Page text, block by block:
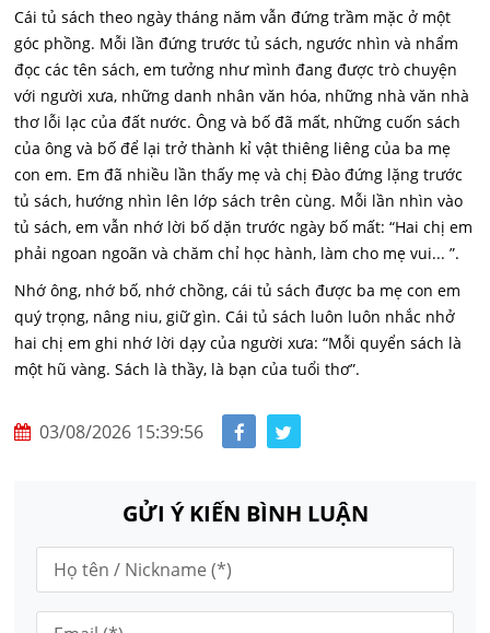
Cái tủ sách theo ngày tháng năm vẫn đứng trầm mặc ở một
góc phồng. Mỗi lần đứng trước tủ sách, ngước nhìn và nhẩm
đọc các tên sách, em tưởng như mình đang được trò chuyện
với người xưa, những danh nhân văn hóa, những nhà văn nhà
thơ lỗi lạc của đất nước. Ông và bố đã mất, những cuốn sách
của ông và bố để lại trở thành kỉ vật thiêng liêng của ba mẹ
con em. Em đã nhiều lần thấy mẹ và chị Đào đứng lặng trước
tủ sách, hướng nhìn lên lớp sách trên cùng. Mỗi lần nhìn vào
tủ sách, em vẫn nhớ lời bố dặn trước ngày bố mất: “Hai chị em
phải ngoan ngoãn và chăm chỉ học hành, làm cho mẹ vui... ”.
Nhớ ông, nhớ bố, nhớ chồng, cái tủ sách được ba mẹ con em
quý trọng, nâng niu, giữ gìn. Cái tủ sách luôn luôn nhắc nhở
hai chị em ghi nhớ lời dạy của người xưa: “Mỗi quyển sách là
một hũ vàng. Sách là thầy, là bạn của tuổi thơ”.
03/08/2026 15:39:56
GỬI Ý KIẾN BÌNH LUẬN